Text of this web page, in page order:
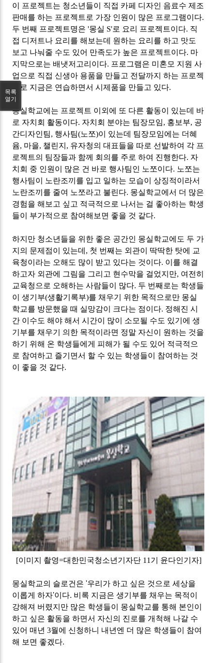
이 프로젝트는 청소년들이 직접 카페 디자인 음료수 제조
판매를 하는 프로젝트로 가장 인원이 많은 프로그램이다.
두 번째 프로젝트명은'몽실 S'로 요리 프로젝트이다. 직
접 디저트나 요리를 해보는데 원하는 요리를 하고 맛도
보고 나눠줄 수도 있어 만족도가 높은 프로젝트이다. 마
지막으로는 배냇저고리이다. 프로그램은 미혼모 지원 사
업으로 직접 신생아 용품을 만들고 전달까지 하는 프로젝
트로 지금은 연습하면서 시제품을 만들고 있다.
몽실학교에는 프로젝트 이외에 또 다른 활동이 있는데 바
로 자치회 활동이다. 자치회 분야는 팀장모임, 홍보부, 공
간디자인팀, 행사팀(노쪼)이 있는데 팀장모임에는 더혜
윰, 마을, 챌린지 , 유자청의 대표들을 따로 선발하여 각 프
로젝트의 팀장들과 함께 회의를 주로 하여 진행한다. 자
치회 중 인원이 많은 건 바로 행사팀인 노쪼이다. 노쪼는
행사팀이 노란조끼를 입고 일하는 모습이 상징적이라서
노란조끼를 줄여 노쪼라고 불린다. 몽실학교에서 더 많은
경험을 해보고 싶고 적극적으로 나서는 걸 좋아하는 학생
들이 부가적으로 참여해보면 좋을 것 같다.
하지만 청소년들을 위한 좋은 공간인 몽실학교에도 두 가
지의 문제점이 있는데 , 첫 번째는 외관이 딱딱한 탓에 교
육청이라는 오해도 많이 받고 있다는 것이다. 이를 해결
하고자 외관에 그림을 그리고 현수막을 걸었지만, 여전히
교육청으로 오해하는 사람들이 많다. 두 번째로는 학생들
이 생기부(생활기록부)를 채우기 위한 목적으로만 몽실
학교를 방문했을 때 실망감이 크다는 점이다. 정해진 시
간 이수도 해야 해서 시간이 많이 소모될 수도 있기에 생
기부를 채우기 의한 목적이라면 정말 자신이 원하는 것을
하기 위해 온 학생들에게 피해가 될 수도 있어 적극적으
로 참여하고 즐기면서 할 수 있는 학생들이 참여하는 것
이 좋을 것 같다.
[이미지 촬영=대한민국청소년기자단 11 기 윤다인기자]
몽실학교의 슬로건은'우리가 하고 싶은 것으로 세상을
이롭게 하자'이 다. 비록 지금은 생기부를 채우는 목적이
강해져 버렸지만 많은 학생들이 몽실학교를 통해 본인이
하고 싶은 활동을 하면서 자신의 진로를 개척해 나갈 수
있어 매년3월에 신청하니 내년엔 더 많은 학생들이 참여
해 보면 좋겠다.
목록
열기